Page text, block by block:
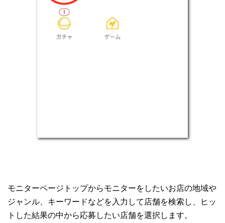
モニターページトップからモニターをしたいお店の地域や
ジャンル、キーワードなどを入力して店舗を検索し、ヒッ
トした結果の中から応募したい店舗を選択します。